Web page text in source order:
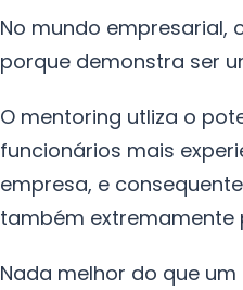
No mundo empresarial,
porque demonstra ser
O mentoring utliza o
funcionários mais
empresa, e
também extremamente
Nada melhor do que